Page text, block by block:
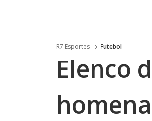
R7 Esportes Futebol
Elenco